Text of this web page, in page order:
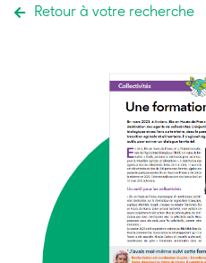
Retour à votre recherche